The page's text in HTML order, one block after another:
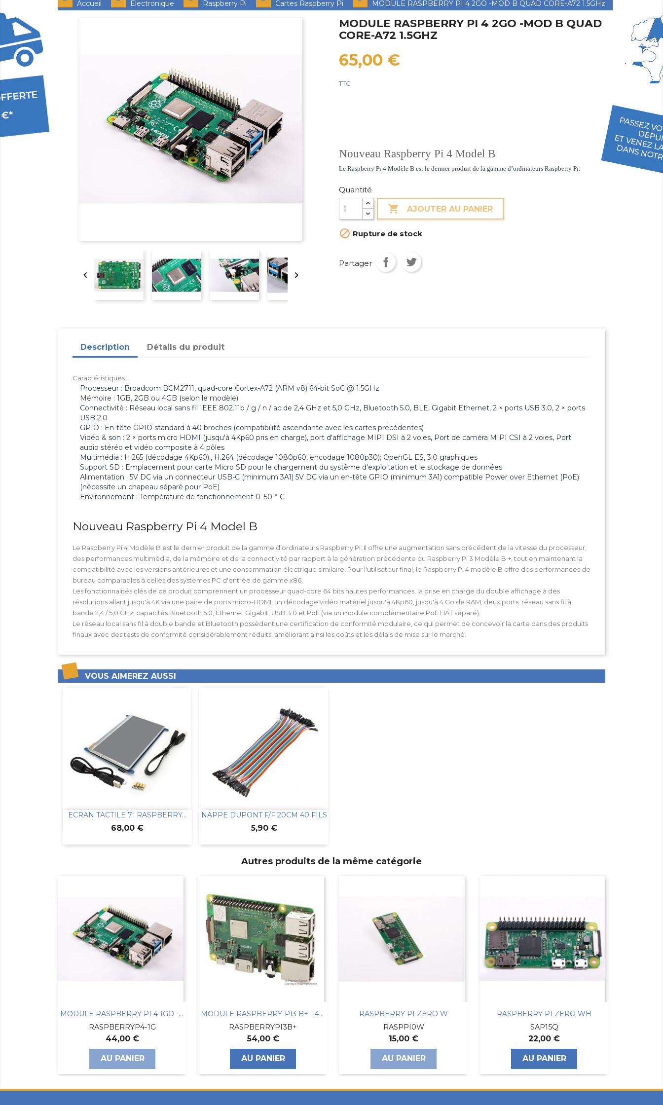
Accueil Electronique Raspberry Pi Cartes Raspberry Pi MODULE RASPBERRY PI 4 2GO -MOD B QUAD CORE-A72 1.5GHz
 
MODULE RASPBERRY PI 4 2GO -MOD B QUAD
CORE-A72 1.5GHZ
65,00 €
TTC
Nouveau Raspberry Pi 4 Model B
Le Raspberry Pi 4 Modèle B est le dernier produit de la gamme d’ordinateurs Raspberry Pi.
Quantité
 AJOUTER AU PANIER
 Rupture de stock
Partager
Description Détails du produit
Caractéristiques :
Processeur : Broadcom BCM2711, quad-core Cortex-A72 (ARM v8) 64-bit SoC @ 1.5GHz
Mémoire : 1GB, 2GB ou 4GB (selon le modèle)
Connectivité : Réseau local sans fil IEEE 802.11b / g / n / ac de 2,4 GHz et 5,0 GHz, Bluetooth 5.0, BLE, Gigabit Ethernet, 2 × ports USB 3.0, 2 × ports
USB 2.0
GPIO : En-tête GPIO standard à 40 broches (compatibilité ascendante avec les cartes précédentes)
Vidéo & son : 2 × ports micro HDMI (jusqu'à 4Kp60 pris en charge), port d'affichage MIPI DSI à 2 voies, Port de caméra MIPI CSI à 2 voies, Port
audio stéréo et vidéo composite à 4 pôles
Multimédia : H.265 (décodage 4Kp60);, H.264 (décodage 1080p60, encodage 1080p30); OpenGL ES, 3.0 graphiques
Support SD : Emplacement pour carte Micro SD pour le chargement du système d'exploitation et le stockage de données
Alimentation : 5V DC via un connecteur USB-C (minimum 3A1) 5V DC via un en-tête GPIO (minimum 3A1) compatible Power over Ethernet (PoE)
(nécessite un chapeau séparé pour PoE)
Environnement : Température de fonctionnement 0–50 ° C
Nouveau Raspberry Pi 4 Model B
Le Raspberry Pi 4 Modèle B est le dernier produit de la gamme d’ordinateurs Raspberry Pi. Il offre une augmentation sans précédent de la vitesse du processeur,
des performances multimédia, de la mémoire et de la connectivité par rapport à la génération précédente du Raspberry Pi 3 Modèle B +, tout en maintenant la
compatibilité avec les versions antérieures et une consommation électrique similaire. Pour l'utilisateur final, le Raspberry Pi 4 modèle B offre des performances de
bureau comparables à celles des systèmes PC d'entrée de gamme x86.
Les fonctionnalités clés de ce produit comprennent un processeur quad-core 64 bits hautes performances, la prise en charge du double affichage à des
résolutions allant jusqu'à 4Kvia une paire de ports micro-HDMI , un décodage vidéo matériel jusqu'à 4Kp60 jusqu'à 4 Go de RAM , deux ports. réseau sans fil à
bande 2,4 / 5,0 GHz , capacités Bluetooth 5.0 Ethernet Gigabit USB 3.0 et PoE (via un module complémentaire PoE HAT séparé).
Le réseau local sans fil à double bande et Bluetooth possèdent une certification de conformité modulaire, ce qui permet de concevoir la carte dans des produits
finaux avec des tests de conformité considérablement réduits, améliorant ainsi les coûts et les délais de mise sur le marché.
VOUS AIMEREZ AUSSI
ECRAN TACTILE 7" RASPBERRY...
Prix
68,00 €
 Aperçu rapide
NAPPE DUPONT F/F 20CM 40 FILS
Prix
5,90 €
 Aperçu rapide
Autres produits de la même catégorie
MODULE RASPBERRY-PI3 B+ 1.4Ghz...
RASPBERRYPI3B+
54,00 €
AU PANIER
RASPBERRY PI ZERO W
RASPPI0W
15,00 €
AU PANIER
RASPBERRY PI ZERO WH
SAP15Q
22,00 €
AU PANIER
RASPBERRYP4-8G
AU PANIER